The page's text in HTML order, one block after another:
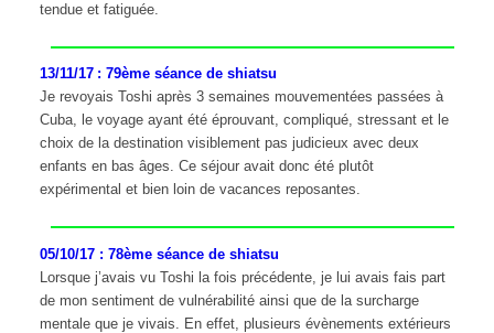
tendue et fatiguée.
13/11/17 : 79ème séance de shiatsu
Je revoyais Toshi après 3 semaines mouvementées passées à
Cuba, le voyage ayant été éprouvant, compliqué, stressant et le
choix de la destination visiblement pas judicieux avec deux
enfants en bas âges. Ce séjour avait donc été plutôt
expérimental et bien loin de vacances reposantes.
05/10/17 : 78ème séance de shiatsu
Lorsque j’avais vu Toshi la fois précédente, je lui avais fais part
de mon sentiment de vulnérabilité ainsi que de la surcharge
mentale que je vivais. En effet, plusieurs évènements extérieurs